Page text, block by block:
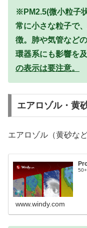
※PM2.5(微小粒子
常に小さな粒子で
徴。肺や気管など
環器系にも影響を及
の表示は要注意。
エアロゾル・黄
エアロゾル（黄砂な
www.windy.com